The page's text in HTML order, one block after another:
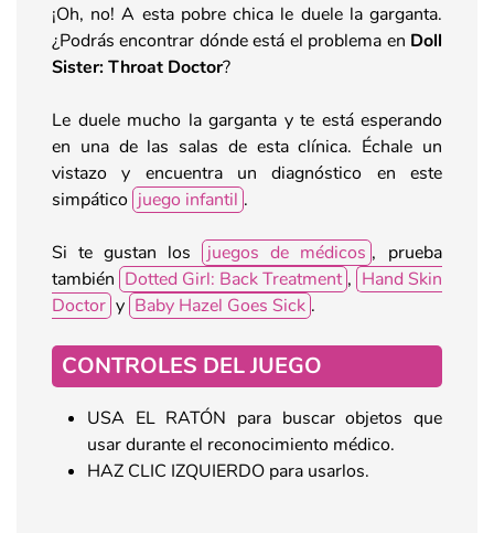
¡Oh, no! A esta pobre chica le duele la garganta.
¿Podrás encontrar dónde está el problema en Doll
Sister: Throat Doctor?
Le duele mucho la garganta y te está esperando
en una de las salas de esta clínica. Échale un
vistazo y encuentra un diagnóstico en este
simpático juego infantil .
Si te gustan los juegos de médicos , prueba
también Dotted Girl: Back Treatment , Hand Skin
Doctor y Baby Hazel Goes Sick .
CONTROLES DEL JUEGO
USA EL RATÓN para buscar objetos que
usar durante el reconocimiento médico.
HAZ CLIC IZQUIERDO para usarlos.